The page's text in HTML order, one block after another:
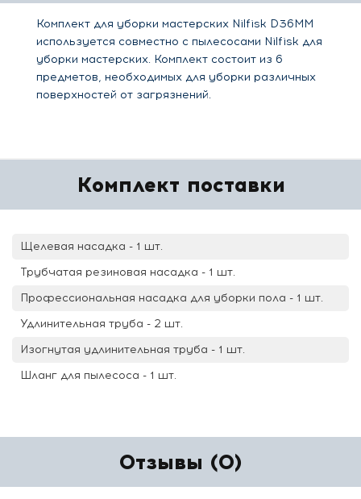
Комплект для уборки мастерских Nilfisk D36MM
используется совместно с пылесосами Nilfisk для
уборки мастерских. Комплект состоит из 6
предметов, необходимых для уборки различных
поверхностей от загрязнений.
Комплект поставки
Щелевая насадка - 1 шт.
Трубчатая резиновая насадка - 1 шт.
Профессиональная насадка для уборки пола - 1 шт.
Удлинительная труба - 2 шт.
Изогнутая удлинительная труба - 1 шт.
Шланг для пылесоса - 1 шт.
Отзывы (0)